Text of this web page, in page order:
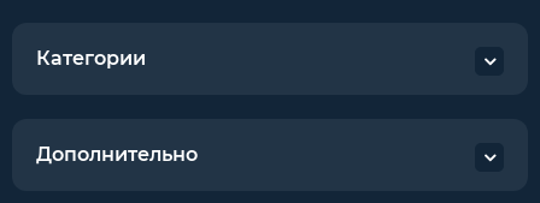
Категории
Дополнительно